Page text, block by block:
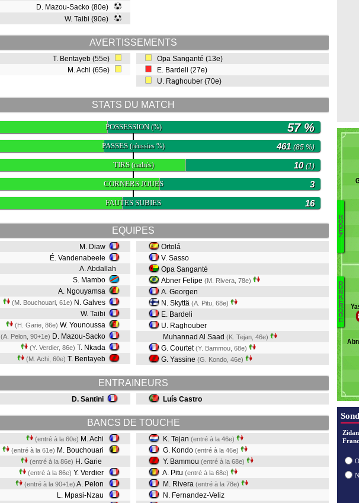
D. Mazou-Sacko (80e)
W. Taibi (90e)
AVERTISSEMENTS
T. Bentayeb (55e)
M. Achi (65e)
Opa Sanganté (13e)
E. Bardeli (27e)
U. Raghouber (70e)
STATS DU MATCH
POSSESSION(%) 57 %
PASSES(réussies %) 461 (85 %)
TIRS(cadrés) 10(1)
CORNERS JOUES 3
FAUTES SUBIES 16
EQUIPES
M. Diaw
É. Vandenabeele
A. Abdallah
S. Mambo
A. Ngouyamsa
(M. Bouchouari, 61e) N. Galves
W. Taibi
(H. Garie, 86e) W. Younoussa
(A. Pelon, 90+1e) D. Mazou-Sacko
(Y. Verdier, 86e) T. Nkada
(M. Achi, 60e) T. Bentayeb
Ortolá
V. Sasso
Opa Sanganté
Abner Felipe (M. Rivera, 78e)
A. Georgen
N. Skyttä (A. Pitu, 68e)
E. Bardeli
U. Raghouber
Muhannad Al Saad (K. Tejan, 46e)
G. Courtet(Y. Bammou, 68e)
G. Yassine (G. Kondo, 46e)
ENTRAINEURS
D. Santini Luís Castro
BANCS DE TOUCHE
(entré à la 60e) M. Achi
(entré à la 61e) M. Bouchouari
(entré à la 86e) H. Garie
(entré à la 86e) Y. Verdier
(entré à la 90+1e) A. Pelon
L. Mpasi-Nzau
K. Tejan (entré à la 46e)
G. Kondo (entré à la 46e)
Y. Bammou (entré à la 68e)
A. Pitu (entré à la 68e)
M. Rivera (entré à la 78e)
N. Fernandez-Veliz
R
O
D
E
Z
D
U
N
K
E
R
Q
U
E